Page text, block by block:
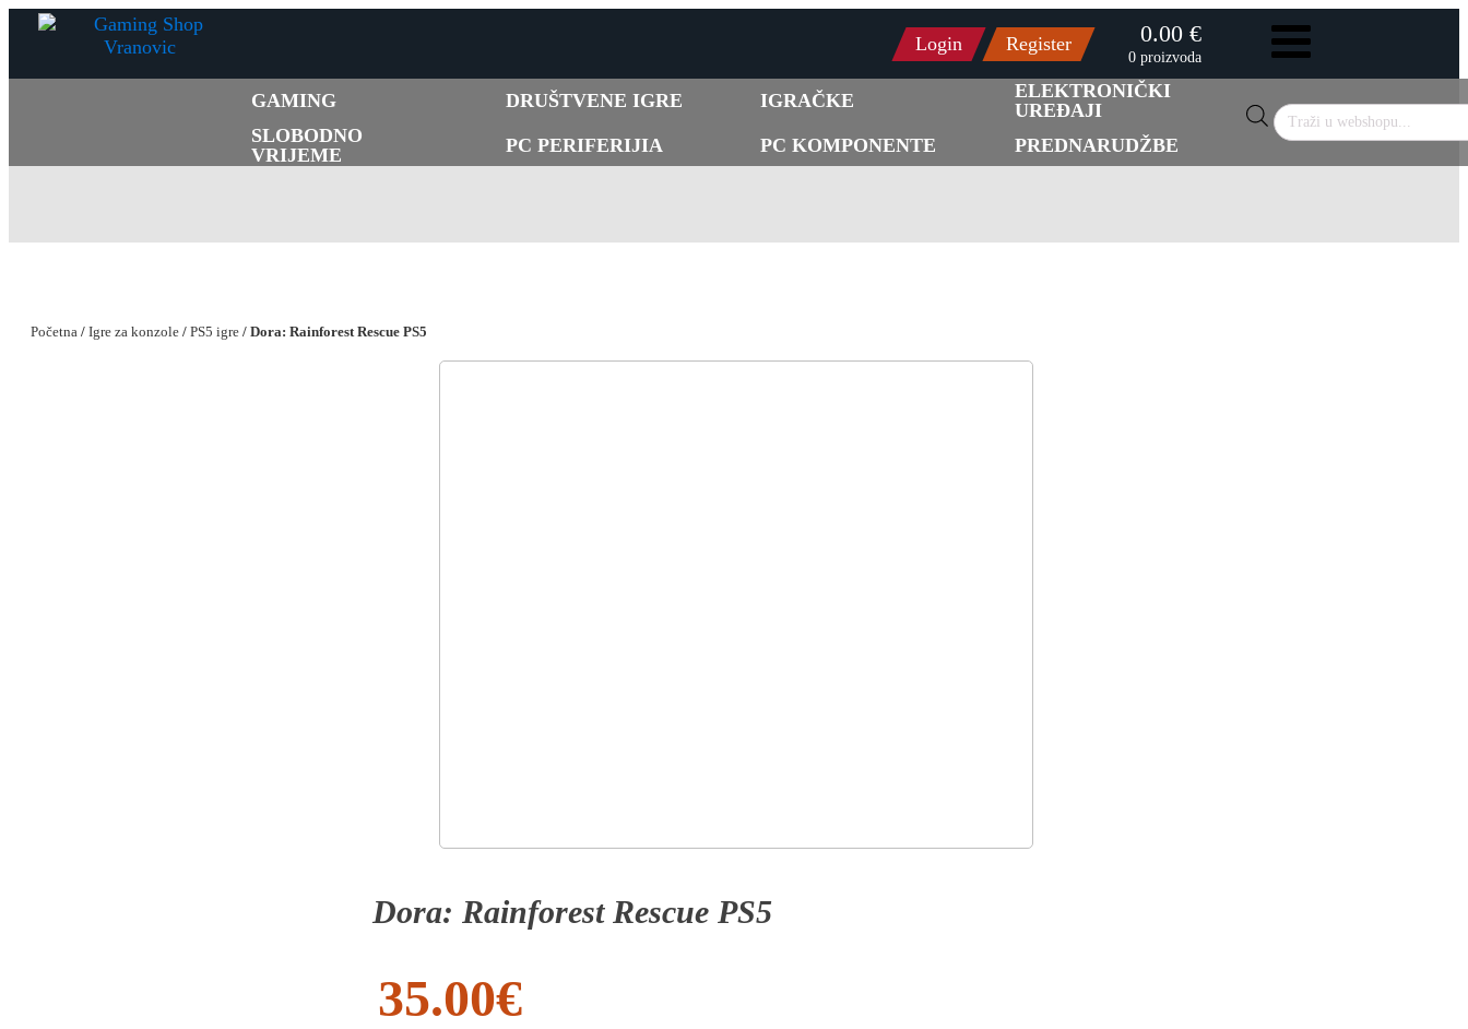
Login Register 0.00 €
0 proizvoda
GAMING DRUŠTVENE IGRE IGRAČKE
ELEKTRONIČKI
UREĐAJI
SLOBODNO
VRIJEME
PC PERIFERIJIA PC KOMPONENTE PREDNARUDŽBE
Products
search
Početna / Igre za konzole / PS5 igre / Dora: Rainforest Rescue PS5
Dora: Rainforest Rescue PS5
35.00€